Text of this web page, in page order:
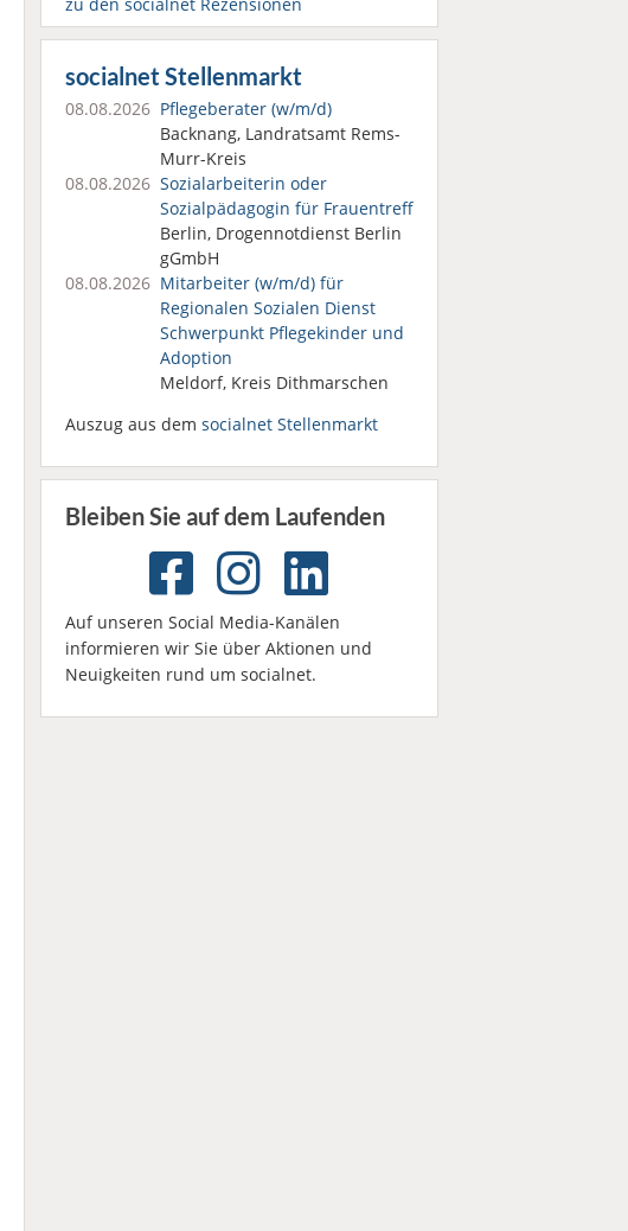
socialnet Stellenmarkt
08.08.2026 Pflegeberater (w/m/d)
Backnang, Landratsamt Rems-
Murr-Kreis
08.08.2026 Sozialarbeiterin oder
Sozialpädagogin für Frauentreff
Berlin, Drogennotdienst Berlin
gGmbH
08.08.2026 Mitarbeiter (w/m/d) für
Regionalen Sozialen Dienst
Schwerpunkt Pflegekinder und
Adoption
Meldorf, Kreis Dithmarschen
Auszug aus dem socialnet Stellenmarkt
Bleiben Sie auf dem Laufenden
Auf unseren Social Media-Kanälen
informieren wir Sie über Aktionen und
Neuigkeiten rund um socialnet.